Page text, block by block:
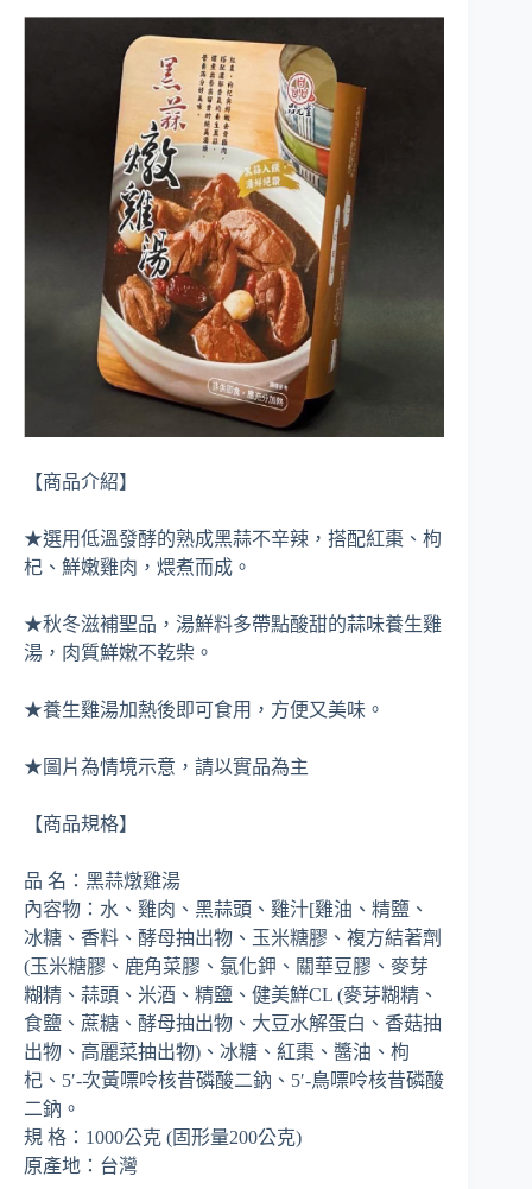
【商品介紹】
★選用低溫發酵的熟成黑蒜不辛辣，搭配紅棗、枸
杞、鮮嫩雞肉，煨煮而成。
★秋冬滋補聖品，湯鮮料多帶點酸甜的蒜味養生雞
湯，肉質鮮嫩不乾柴。
★養生雞湯加熱後即可食用，方便又美味。
★圖片為情境示意，請以實品為主
【商品規格】
品 名：黑蒜燉雞湯
內容物：水、雞肉、黑蒜頭、雞汁[雞油、精鹽、
冰糖、香料、酵母抽出物、玉米糖膠、複方結著劑
(玉米糖膠、鹿角菜膠、氯化鉀、關華豆膠、麥芽
糊精、蒜頭、米酒、精鹽、健美鮮CL (麥芽糊精、
食鹽、蔗糖、酵母抽出物、大豆水解蛋白、香菇抽
出物、高麗菜抽出物)、冰糖、紅棗、醬油、枸
杞、5′-次黃嘌呤核昔磷酸二鈉、5′-鳥嘌呤核昔磷酸
二鈉。
規 格：1000公克 (固形量200公克)
原產地：台灣